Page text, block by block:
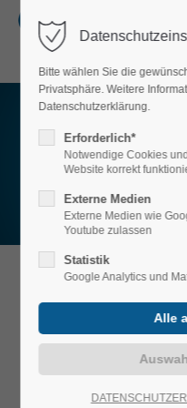
Login
Benutzername
Register|Lost your
Support
Wir
DER OTEFAL
56626
Bitte wählen Sie die
Privatsphäre. Weitere
Datenschutzerklärung.
Erforderlich*
Notwendige Cookies
Website korrekt
Externe Medien
Externe Medien wie
Youtube zulassen
Statistik
Google Analytics und